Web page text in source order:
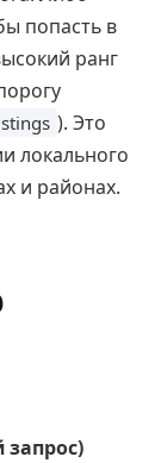
попасть в
ранг
). Это
локального
и районах.